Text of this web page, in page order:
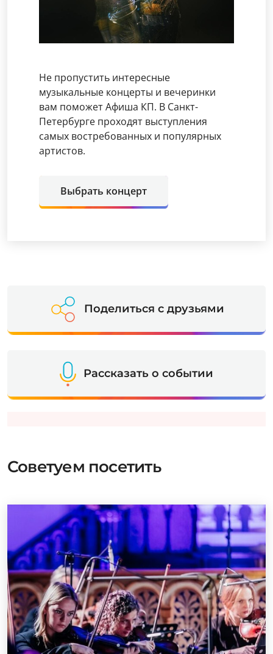
Не пропустить интересные
музыкальные концерты и вечеринки
вам поможет Афиша КП. В Санкт-
Петербурге проходят выступления
самых востребованных и популярных
артистов.
Выбрать концерт
Поделиться с друзьями
Рассказать о событии
Советуем посетить